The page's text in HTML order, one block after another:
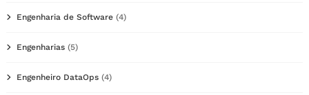
Engenharia de Software (4)
Engenharias (5)
Engenheiro DataOps (4)